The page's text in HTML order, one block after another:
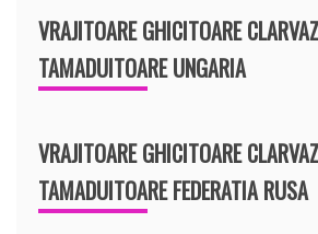
VRAJITOARE GHICITOARE
TAMADUITOARE UNGARIA
VRAJITOARE GHICITOARE
TAMADUITOARE FEDERATIA RUSA